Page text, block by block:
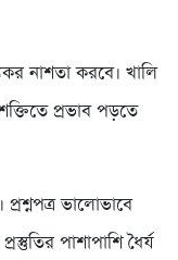
নাশতা করবে। খালি
প্রভাব পড়তে
ভালোভাবে
পাশাপাশি ধৈর্য